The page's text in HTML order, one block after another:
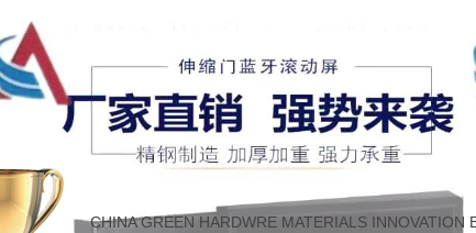
CHINA GREEN HARDWRE MATERIALS INNOVATION